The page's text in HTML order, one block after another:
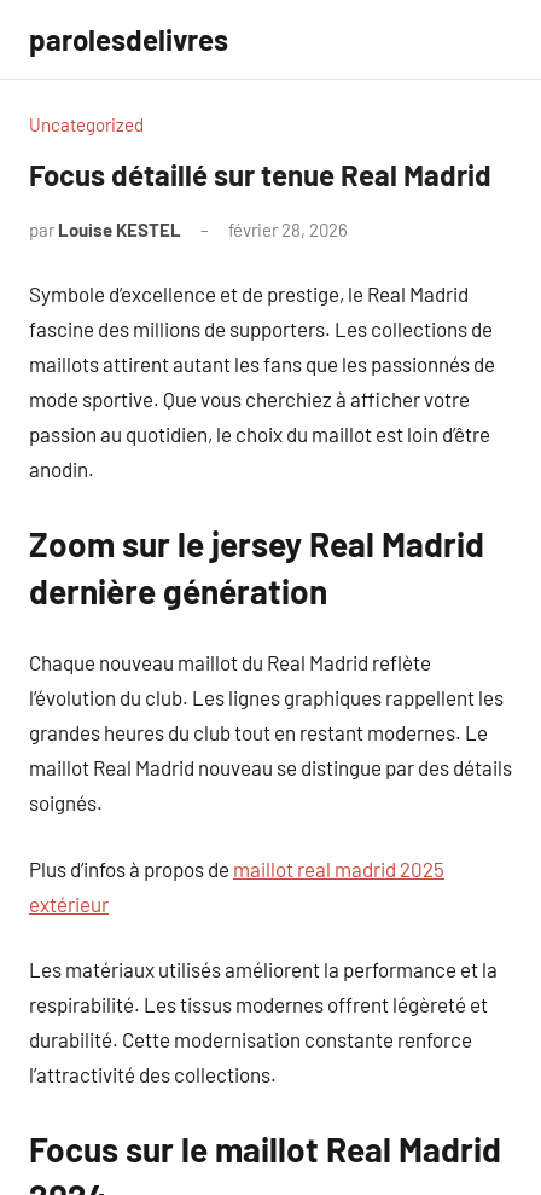
contenu
parolesdelivres
Uncategorized
Focus détaillé sur tenue Real Madrid
par Louise KESTEL février 28, 2026
Symbole d’excellence et de prestige, le Real Madrid
fascine des millions de supporters. Les collections de
maillots attirent autant les fans que les passionnés de
mode sportive. Que vous cherchiez à afficher votre
passion au quotidien, le choix du maillot est loin d’être
anodin.
Zoom sur le jersey Real Madrid
dernière génération
Chaque nouveau maillot du Real Madrid reflète
l’évolution du club. Les lignes graphiques rappellent les
grandes heures du club tout en restant modernes. Le
maillot Real Madrid nouveau se distingue par des détails
soignés.
Plus d’infos à propos de maillot real madrid 2025
extérieur
Les matériaux utilisés améliorent la performance et la
respirabilité. Les tissus modernes offrent légèreté et
durabilité. Cette modernisation constante renforce
l’attractivité des collections.
Focus sur le maillot Real Madrid